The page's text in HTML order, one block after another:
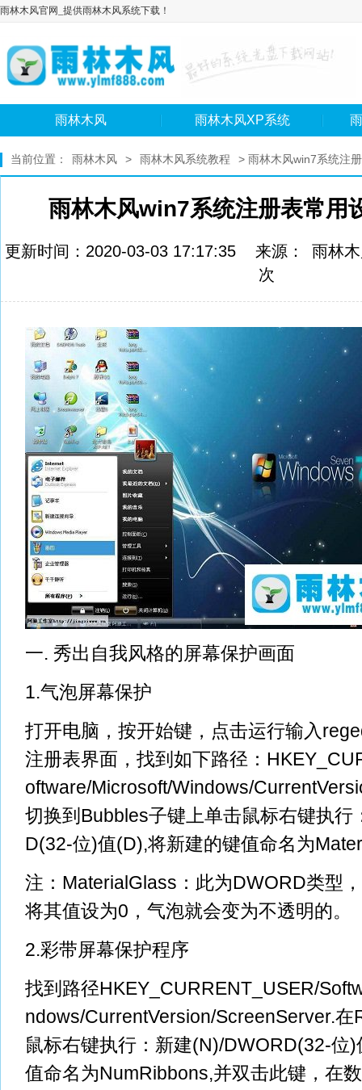
雨林木风官网_提供雨林木风系统下载！
雨林木风 雨林木风XP系统
当前位置： 雨林木风 > 雨林木风系统教程 > 雨林木风win7系统注
雨林木风win7系统注册表常用
更新时间：2020-03-03 17:17:35 来源：
雨林
次
一. 秀出自我风格的屏幕保护画面
1.气泡屏幕保护
打开电脑，按开始键，点击运行输入
注册表界面，找到如下路径：
oftware/Microsoft/Windows/
切换到Bubbles子键上单击鼠标右键执行
D(32-位)值(D),将新建的键值命名为
注：MaterialGlass：此为DWORD类型
将其值设为0，气泡就会变为不透明的。
2.彩带屏幕保护程序
找到路径HKEY_CURRENT_USER/
ndows/CurrentVersion/ScreenServer.在
鼠标右键执行：新建(N)/DWORD(32-位
值命名为NumRibbons,并双击此键，在